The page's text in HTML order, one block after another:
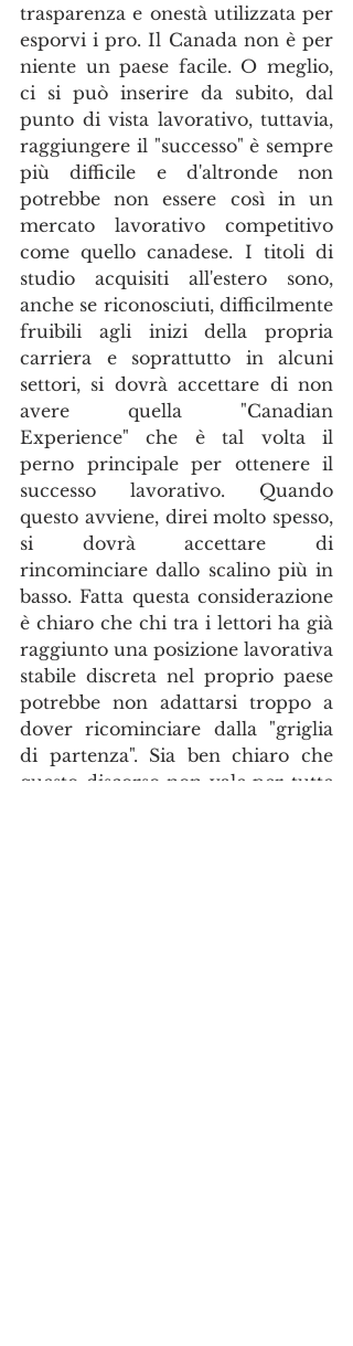
trasparenza e onestà utilizzata per
esporvi i pro. Il Canada non è per
niente un paese facile. O meglio,
ci si può inserire da subito, dal
punto di vista lavorativo, tuttavia,
raggiungere il "successo" è sempre
più difficile e d'altronde non
potrebbe non essere così in un
mercato lavorativo competitivo
come quello canadese. I titoli di
studio acquisiti all'estero sono,
anche se riconosciuti, difficilmente
fruibili agli inizi della propria
carriera e soprattutto in alcuni
settori, si dovrà accettare di non
avere quella "Canadian
Experience" che è tal volta il
perno principale per ottenere il
successo lavorativo. Quando
questo avviene, direi molto spesso,
si dovrà accettare di
rincominciare dallo scalino più in
basso. Fatta questa considerazione
è chiaro che chi tra i lettori ha già
raggiunto una posizione lavorativa
stabile discreta nel proprio paese
potrebbe non adattarsi troppo a
dover ricominciare dalla "griglia
di partenza". Sia ben chiaro che
questo discorso non vale per tutte